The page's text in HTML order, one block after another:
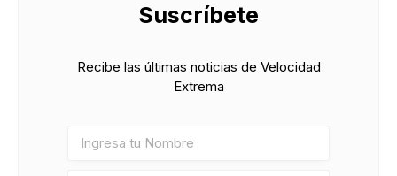
Suscríbete
Recibe las últimas noticias de Velocidad
Extrema